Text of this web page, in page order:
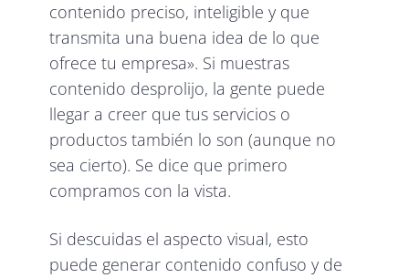
contenido preciso, inteligible y que
transmita una buena idea de lo que
ofrece tu empresa». Si muestras
contenido desprolijo, la gente puede
llegar a creer que tus servicios o
productos también lo son (aunque no
sea cierto). Se dice que primero
compramos con la vista.
Si descuidas el aspecto visual, esto
puede generar contenido confuso y de